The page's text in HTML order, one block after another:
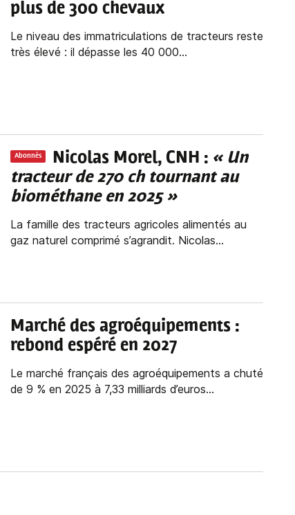
plus de 300 chevaux
Le niveau des immatriculations de tracteurs reste
très élevé : il dépasse les 40 000...
Abonnés Nicolas Morel, CNH : « Un
tracteur de 270 ch tournant au
biométhane en 2025 »
La famille des tracteurs agricoles alimentés au
gaz naturel comprimé s’agrandit. Nicolas...
Marché des agroéquipements :
rebond espéré en 2027
Le marché français des agroéquipements a chuté
de 9 % en 2025 à 7,33 milliards d’euros...